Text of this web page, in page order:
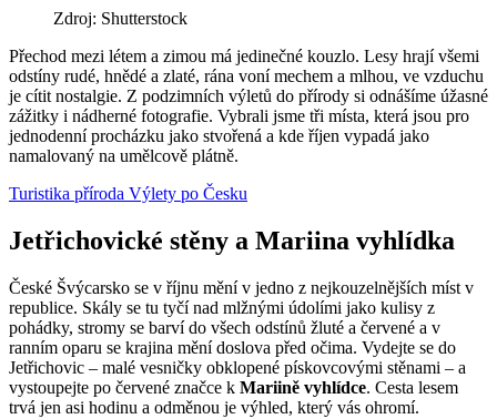
Zdroj: Shutterstock
Přechod mezi létem a zimou má jedinečné kouzlo. Lesy hrají všemi
odstíny rudé, hnědé a zlaté, rána voní mechem a mlhou, ve vzduchu
je cítit nostalgie. Z podzimních výletů do přírody si odnášíme úžasné
zážitky i nádherné fotografie. Vybrali jsme tři místa, která jsou pro
jednodenní procházku jako stvořená a kde říjen vypadá jako
namalovaný na umělcově plátně.
Turistika příroda Výlety po Česku
Jetřichovické stěny a Mariina vyhlídka
České Švýcarsko se v říjnu mění v jedno z nejkouzelnějších míst v
republice. Skály se tu tyčí nad mlžnými údolími jako kulisy z
pohádky, stromy se barví do všech odstínů žluté a červené a v
ranním oparu se krajina mění doslova před očima. Vydejte se do
Jetřichovic – malé vesničky obklopené pískovcovými stěnami – a
vystoupejte po červené značce k Mariině vyhlídce. Cesta lesem
trvá jen asi hodinu a odměnou je výhled, který vás ohromí.